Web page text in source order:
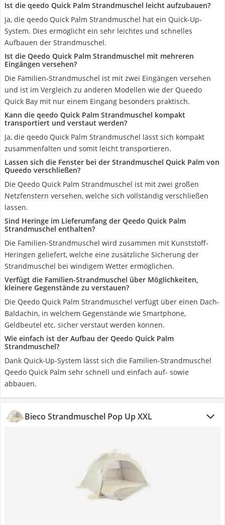
Ist die qeedo Quick Palm Strandmuschel leicht aufzubauen?
Ja, die qeedo Quick Palm Strandmuschel hat ein Quick-Up-
System. Dies ermöglicht ein sehr leichtes und schnelles
Aufbauen der Strandmuschel.
Ist die Qeedo Quick Palm Strandmuschel mit mehreren
Eingängen versehen?
Die Familien-Strandmuschel ist mit zwei Eingängen versehen
und ist im Vergleich zu anderen Modellen wie der Queedo
Quick Bay mit nur einem Eingang besonders praktisch.
Kann die qeedo Quick Palm Strandmuschel kompakt
transportiert und verstaut werden?
Ja, die qeedo Quick Palm Strandmuschel lässt sich kompakt
zusammenfalten und somit leicht transportieren.
Lassen sich die Fenster bei der Strandmuschel Quick Palm von
Queedo verschließen?
Die Qeedo Quick Palm Strandmuschel ist mit zwei großen
Netzfenstern versehen, welche sich vollständig verschließen
lassen.
Sind Heringe im Lieferumfang der Qeedo Quick Palm
Strandmuschel enthalten?
Die Familien-Strandmuschel wird zusammen mit Kunststoff-
Heringen geliefert, welche eine zusätzliche Sicherung der
Strandmuschel bei windigem Wetter ermöglichen.
Verfügt die Familien-Strandmuschel über Möglichkeiten,
kleinere Gegenstände zu verstauen?
Die Qeedo Quick Palm Strandmuschel verfügt über einen Dach-
Baldachin, in welchem Gegenstände wie Smartphone,
Geldbeutel etc. sicher verstaut werden können.
Wie einfach ist der Aufbau der Qeedo Quick Palm
Strandmuschel?
Dank Quick-Up-System lässt sich die Familien-Strandmuschel
Qeedo Quick Palm sehr schnell und einfach auf- sowie
abbauen.
Bieco Strandmuschel Pop Up XXL